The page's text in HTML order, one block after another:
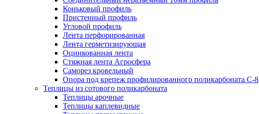
Коньковый профиль
Пристенный профиль
Угловой профиль
Лента перфорированная
Лента герметизирующая
Оцинкованная лента
Стяжная лента Агросфера
Саморез кровельный
Опора под крепеж профилированного поликарбоната С-8
Теплицы из сотового поликарбоната
Теплицы арочные
Теплицы каплевидные